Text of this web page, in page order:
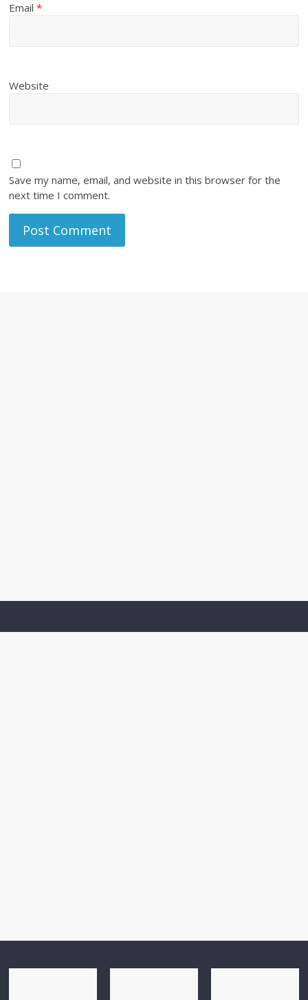
Email*
Website
Save my name, email, and website in this browser for the
next time I comment.